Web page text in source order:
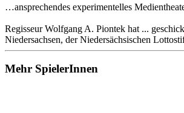
…ansprechendes experimentelles
Regisseur Wolfgang A. Piontek hat ...
Niedersachsen, der Niedersächsischen
Mehr SpielerInnen